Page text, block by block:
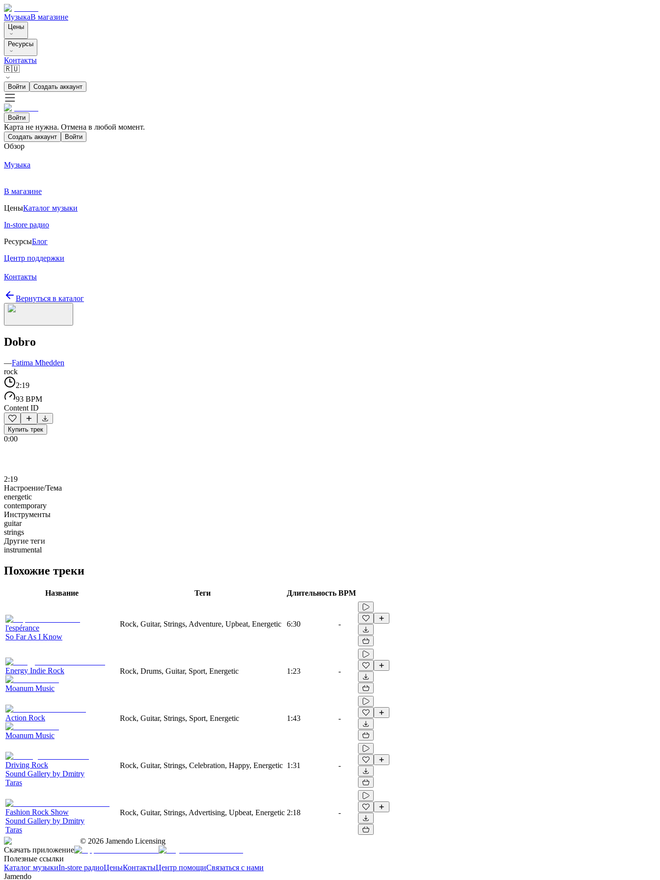
МузыкаВ магазине
Цены
Ресурсы
Контакты
🇷🇺
Войти Создать аккаунт
Войти
Карта не нужна. Отмена в любой момент.
Создать аккаунт Войти
Обзор
Музыка
В магазине
ЦеныКаталог музыки
In-store радио
РесурсыБлог
Центр поддержки
Контакты
Вернуться в каталог
Dobro
—Fatima Mhedden
rock
2:19
93 BPM
Content ID
Купить трек
0:00
2:19
Настроение/Тема
energetic
contemporary
Инструменты
guitar
strings
Другие теги
instrumental
Похожие треки
Название Теги Длительность BPM
l'espérance
So Far As I Know
Rock, Guitar, Strings, Adventure, Upbeat, Energetic 6:30 -
Energy Indie Rock
Moanum Music
Rock, Drums, Guitar, Sport, Energetic 1:23 -
Action Rock
Moanum Music
Rock, Guitar, Strings, Sport, Energetic 1:43 -
Driving Rock
Sound Gallery by Dmitry
Taras
Rock, Guitar, Strings, Celebration, Happy, Energetic 1:31 -
Fashion Rock Show
Sound Gallery by Dmitry
Taras
Rock, Guitar, Strings, Advertising, Upbeat, Energetic 2:18 -
© 2026 Jamendo Licensing
Скачать приложение
Полезные ссылки
Каталог музыкиIn-store радиоЦеныКонтактыЦентр помощиСвязаться с нами
Jamendo